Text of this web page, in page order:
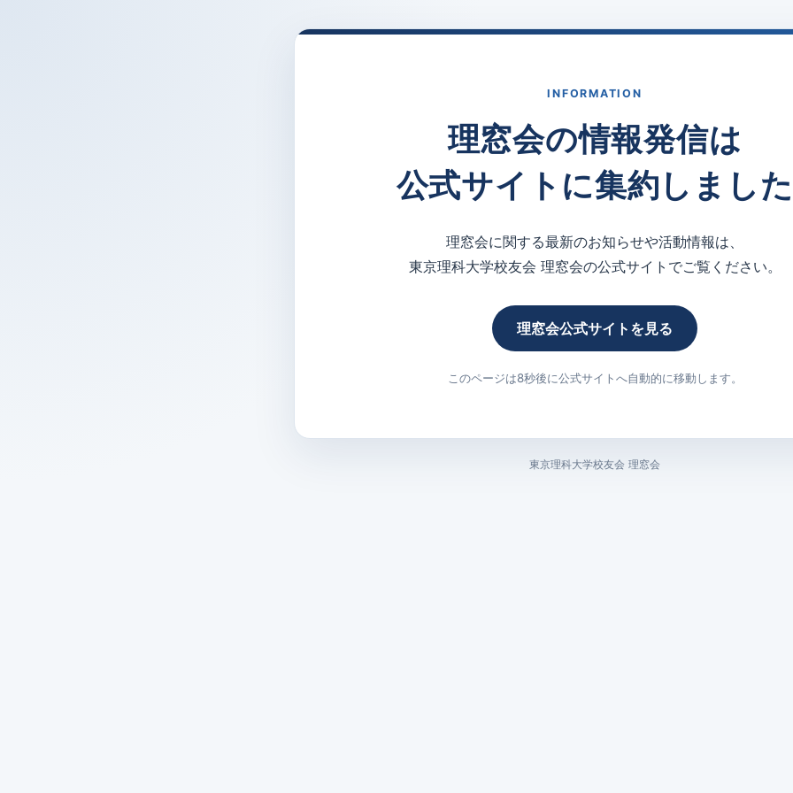
INFORMATION
理窓会の情報発信は
公式サイトに集約しました
理窓会に関する最新のお知らせや活動情報は、
東京理科大学校友会 理窓会の公式サイトでご覧ください。
理窓会公式サイトを見る
このページは8秒後に公式サイトへ自動的に移動します。
東京理科大学校友会 理窓会